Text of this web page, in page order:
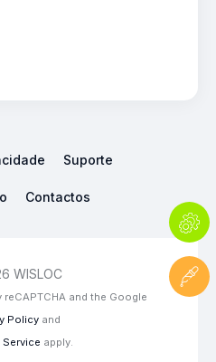
Suporte
Contactos
WISLOC
and the Google
Policyand
apply.